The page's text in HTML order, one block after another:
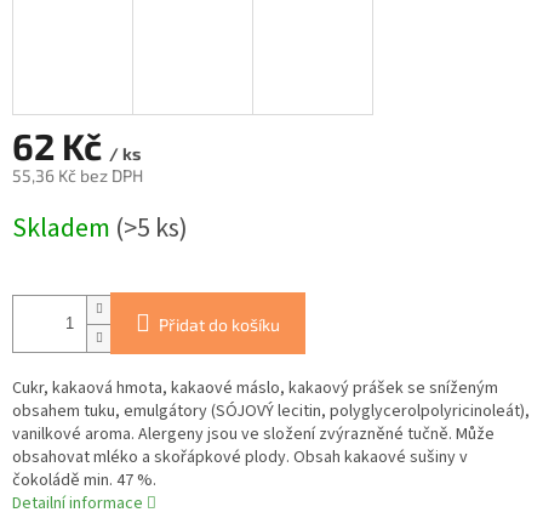
62 Kč / ks
55,36 Kč bez DPH
cena:
Skladem (>5 ks)
Přidat do košíku
Cukr, kakaová hmota, kakaové máslo, kakaový prášek se sníženým
obsahem tuku, emulgátory (SÓJOVÝ lecitin, polyglycerolpolyricinoleát),
vanilkové aroma. Alergeny jsou ve složení zvýrazněné tučně. Může
obsahovat mléko a skořápkové plody. Obsah kakaové sušiny v
čokoládě min. 47 %.
Detailní informace